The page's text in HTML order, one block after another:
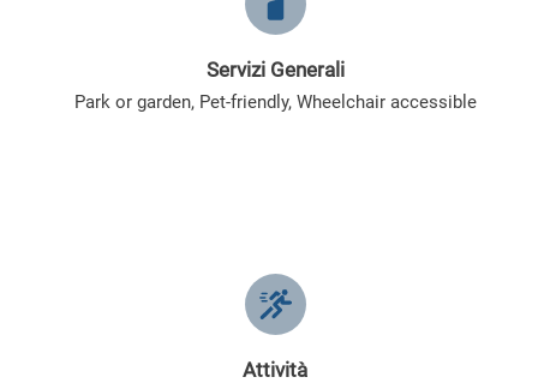
Servizi Generali
Park or garden, Pet-friendly, Wheelchair accessible
Attività